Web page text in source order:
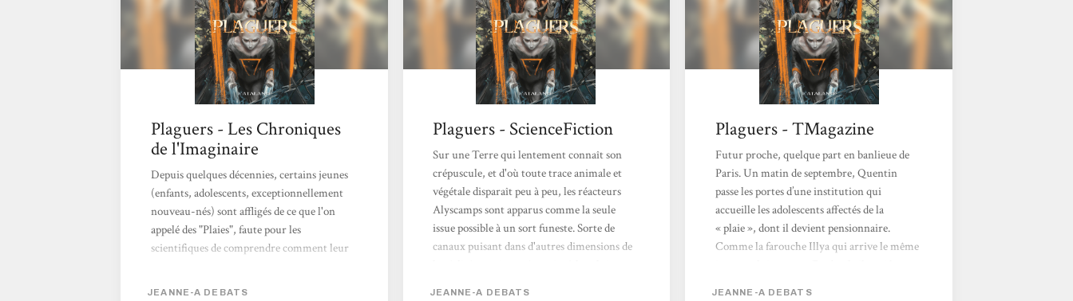
Plaguers - Les Chroniques
de l'Imaginaire
Depuis quelques décennies, certains jeunes
(enfants, adolescents, exceptionnellement
nouveau-nés) sont affligés de ce que l'on
appelé des "Plaies", faute pour les
scientifiques de comprendre comment leur
JEANNE-A DEBATS
Plaguers - ScienceFiction
Sur une Terre qui lentement connaît son
crépuscule, et d'où toute trace animale et
végétale disparaît peu à peu, les réacteurs
Alyscamps sont apparus comme la seule
issue possible à un sort funeste. Sorte de
canaux puisant dans d'autres dimensions de
JEANNE-A DEBATS
Plaguers - TMagazine
Futur proche, quelque part en banlieue de
Paris. Un matin de septembre, Quentin
passe les portes d’une institution qui
accueille les adolescents affectés de la
« plaie », dont il devient pensionnaire.
Comme la farouche Illya qui arrive le même
JEANNE-A DEBATS